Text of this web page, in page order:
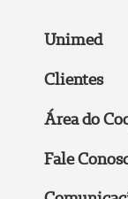
Unimed
Clientes
Área do
Fale